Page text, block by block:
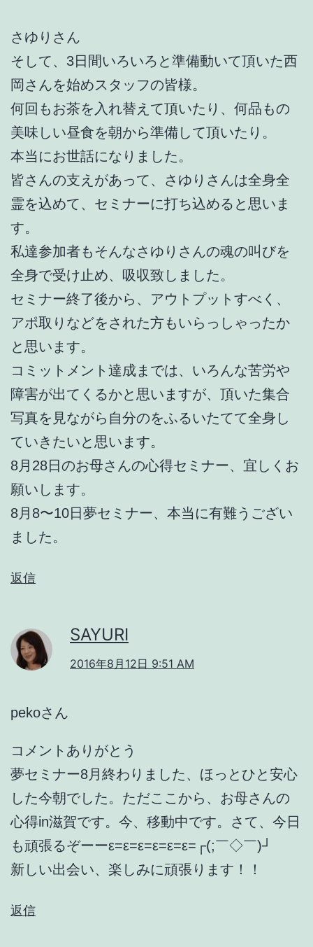
さゆりさん
そして、3日間いろいろと準備動いて頂いた西
岡さんを始めスタッフの皆様。
何回もお茶を入れ替えて頂いたり、何品もの
美味しい昼食を朝から準備して頂いたり。
本当にお世話になりました。
皆さんの支えがあって、さゆりさんは全身全
霊を込めて、セミナーに打ち込めると思いま
す。
私達参加者もそんなさゆりさんの魂の叫びを
全身で受け止め、吸収致しました。
セミナー終了後から、アウトプットすべく、
アポ取りなどをされた方もいらっしゃったか
と思います。
コミットメント達成までは、いろんな苦労や
障害が出てくるかと思いますが、頂いた集合
写真を見ながら自分のをふるいたてて全身し
ていきたいと思います。
8月28日のお母さんの心得セミナー、宜しくお
願いします。
8月8〜10日夢セミナー、本当に有難うござい
ました。
返信
SAYURI
2016年8月12日 9:51 AM
pekoさん
コメントありがとう
夢セミナー8月終わりました、ほっとひと安心
した今朝でした。ただここから、お母さんの
心得in滋賀です。今、移動中です。さて、今日
も頑張るぞーーε=ε=ε=ε=ε=ε=┌(;￣◇￣)┘
新しい出会い、楽しみに頑張ります！！
返信